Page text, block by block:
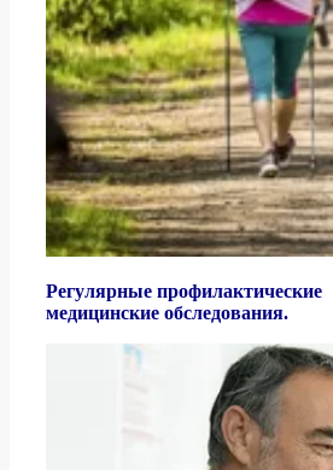
Регулярные профилактические
медицинские обследования.